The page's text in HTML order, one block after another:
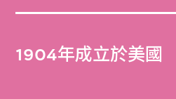
1904年成立於美國